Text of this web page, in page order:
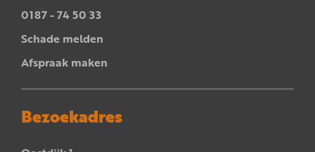
0187 - 74 50 33
Schade melden
Afspraak maken
Bezoekadres